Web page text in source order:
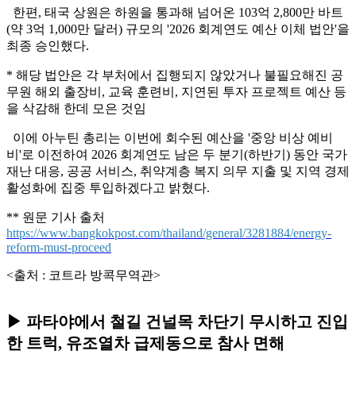
한편, 태국 상원은 하원을 통과해 넘어온 103억 2,800만 바트
(약 3억 1,000만 달러) 규모의 '2026 회계연도 예산 이체 법안'을
최종 승인했다.
* 해당 법안은 각 부처에서 집행되지 않았거나 불필요해진 공
무원 해외 출장비, 교육 훈련비, 지연된 투자 프로젝트 예산 등
을 삭감해 한데 모은 것임
이에 아누틴 총리는 이번에 회수된 예산을 '중앙 비상 예비
비'로 이전하여 2026 회계연도 남은 두 분기(하반기) 동안 국가
재난 대응, 공공 서비스, 취약계층 복지 의무 지출 및 지역 경제
활성화에 집중 투입하겠다고 밝혔다.
** 원문 기사 출처
https://www.bangkokpost.com/thailand/general/3281884/energy-
reform-must-proceed
<출처 : 코트라 방콕무역관>
▶ 파타야에서 철길 건널목 차단기 무시하고 진입
한 트럭, 유조열차 급제동으로 참사 면해